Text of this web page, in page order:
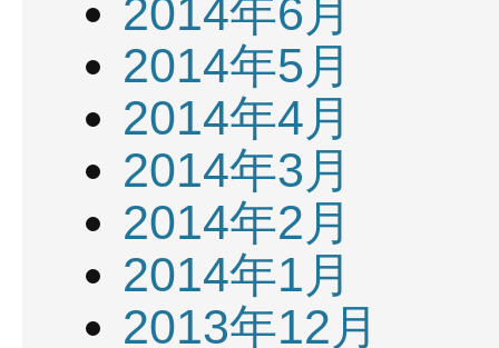
2014年6月
2014年5月
2014年4月
2014年3月
2014年2月
2014年1月
2013年12月